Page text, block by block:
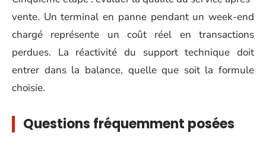
vente. Un terminal en panne pendant un week-end
chargé représente un coût réel en transactions
perdues. La réactivité du support technique doit
entrer dans la balance, quelle que soit la formule
choisie.
Questions fréquemment posées